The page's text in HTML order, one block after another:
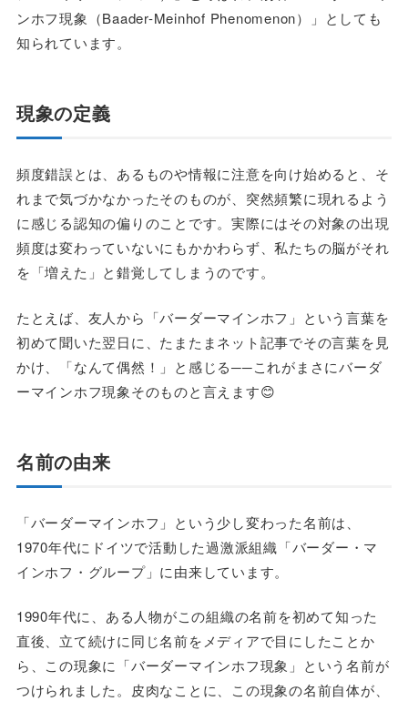
ンホフ現象（Baader-Meinhof Phenomenon）」としても
知られています。
現象の定義
頻度錯誤とは、あるものや情報に注意を向け始めると、そ
れまで気づかなかったそのものが、突然頻繁に現れるよう
に感じる認知の偏りのことです。実際にはその対象の出現
頻度は変わっていないにもかかわらず、私たちの脳がそれ
を「増えた」と錯覚してしまうのです。
たとえば、友人から「バーダーマインホフ」という言葉を
初めて聞いた翌日に、たまたまネット記事でその言葉を見
かけ、「なんて偶然！」と感じる──これがまさにバーダ
ーマインホフ現象そのものと言えます😊
名前の由来
「バーダーマインホフ」という少し変わった名前は、
1970年代にドイツで活動した過激派組織「バーダー・マ
インホフ・グループ」に由来しています。
1990年代に、ある人物がこの組織の名前を初めて知った
直後、立て続けに同じ名前をメディアで目にしたことか
ら、この現象に「バーダーマインホフ現象」という名前が
つけられました。皮肉なことに、この現象の名前自体が、